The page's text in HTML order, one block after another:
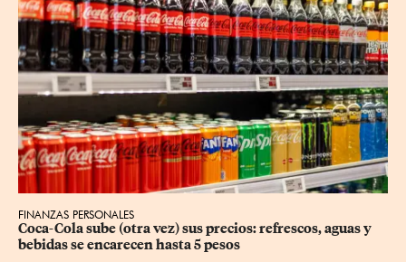
FINANZAS PERSONALES
Coca-Cola sube (otra vez) sus precios: refrescos, aguas y
bebidas se encarecen hasta 5 pesos